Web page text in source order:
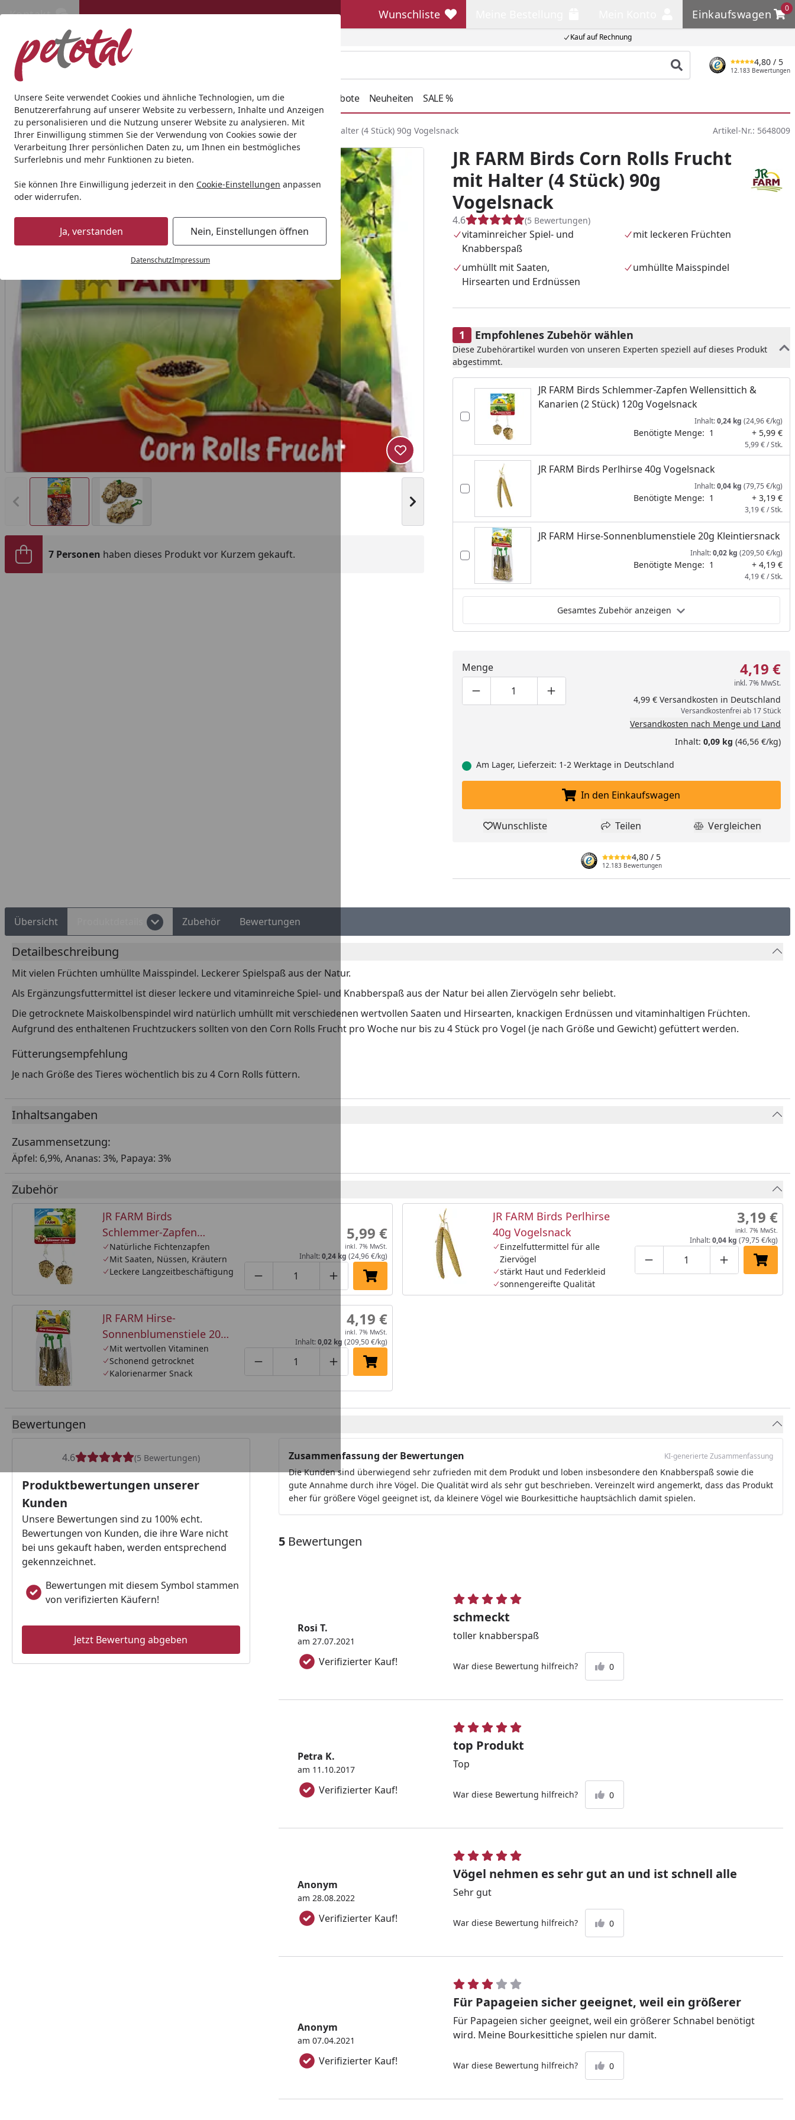
Unsere Seite verwendet Cookies und ähnliche Technologien, um die
Benutzererfahrung auf unserer Website zu verbessern, Inhalte und Anzeigen
zu personalisieren und die Nutzung unserer Website zu analysieren. Mit
Ihrer Einwilligung stimmen Sie der Verwendung von Cookies sowie der
Verarbeitung Ihrer persönlichen Daten zu, um Ihnen ein bestmögliches
Surferlebnis und mehr Funktionen zu bieten.
Sie können Ihre Einwilligung jederzeit in den Cookie-Einstellungen anpassen
oder widerrufen.
Ja, verstanden Nein, Einstellungen öffnen
DatenschutzImpressum
Kauf auf Rechnung
Kontakt Wunschliste
Wunschliste Einkaufswagen
0
Einkaufswagen
Produkt suchen
4,80 / 5
12.183 Bewertungen
Hund Katze Aquaristik Teich Andere Tierarten Geschenkideen Angebote Neuheiten SALE %
Startseite
Andere Tierarten Vogel Vogelfutter JR FARM Birds Corn Rolls Frucht mit Halter (4 Stück) 90g Vogelsnack Artikel-Nr.: 5648009
Vorheriges Bild anzeigen Nächstes Bild anzeigen
Produkt zur Wunschliste hinzufügen
7 Personen haben dieses Produkt vor Kurzem gekauft.
JR FARM Birds Corn Rolls Frucht
mit Halter (4 Stück) 90g
Vogelsnack
4.6 (5 Bewertungen)
vitaminreicher Spiel- und
Knabberspaß
mit leckeren Früchten
umhüllt mit Saaten,
Hirsearten und Erdnüssen
umhüllte Maisspindel
Empfohlenes Zubehör wählen
Diese Zubehörartikel wurden von unseren Experten speziell auf dieses Produkt
abgestimmt.
JR FARM Birds Schlemmer-Zapfen Wellensittich &
Kanarien (2 Stück) 120g Vogelsnack
Inhalt:0,24 kg (24,96 €/kg)
Benötigte Menge: 1 + 5,99 €
5,99 € / Stk.
JR FARM Birds Perlhirse 40g Vogelsnack
Inhalt:0,04 kg (79,75 €/kg)
Benötigte Menge: 1 + 3,19 €
3,19 € / Stk.
JR FARM Hirse-Sonnenblumenstiele 20g Kleintiersnack
Inhalt:0,02 kg (209,50 €/kg)
Benötigte Menge: 1 + 4,19 €
4,19 € / Stk.
Gesamtes Zubehör anzeigen
Menge
Produktmenge um eins verringern
Produktmenge manuell eingeben
Produktmenge um eins erhöhen
4,19 €
inkl. 7% MwSt.
4,99 € Versandkosten in Deutschland
Versandkostenfrei ab 17 Stück
Versandkosten nach Menge und Land
Inhalt: 0,09 kg (46,56 €/kg)
Am Lager, Lieferzeit: 1-2 Werktage in Deutschland
In den Einkaufswagen legen
In den Einkaufswagen
Produkt zur Wunschliste hinzufügen
Wunschliste Teilen
Teilen Produkt
Vergleichen
4,80 / 5
12.183 Bewertungen
Übersicht Zubehör Bewertungen
Detailbeschreibung
Mit vielen Früchten umhüllte Maisspindel. Leckerer Spielspaß aus der Natur.
Als Ergänzungsfuttermittel ist dieser leckere und vitaminreiche Spiel- und Knabberspaß aus der Natur bei allen Ziervögeln sehr beliebt.
Die getrocknete Maiskolbenspindel wird natürlich umhüllt mit verschiedenen wertvollen Saaten und Hirsearten, knackigen Erdnüssen und vitaminhaltigen Früchten.
Aufgrund des enthaltenen Fruchtzuckers sollten von den Corn Rolls Frucht pro Woche nur bis zu 4 Stück pro Vogel (je nach Größe und Gewicht) gefüttert werden.
Fütterungsempfehlung
Je nach Größe des Tieres wöchentlich bis zu 4 Corn Rolls füttern.
Inhaltsangaben
Zusammensetzung:
Äpfel: 6,9%, Ananas: 3%, Papaya: 3%
Zubehör
JR FARM Birds
Schlemmer-Zapfen
Wellensittich & Kanarien
(2 Stück) 120g Vogelsnack
Natürliche Fichtenzapfen
Mit Saaten, Nüssen, Kräutern
Leckere Langzeitbeschäftigung
Produktmenge um eins verringern
Produktmenge manuell eingeben
Produktmenge um eins erhöhen
In den Einkaufswagen legen
5,99 €
inkl. 7% MwSt.
Inhalt:0,24 kg (24,96 €/kg)
JR FARM Birds Perlhirse
40g Vogelsnack
Einzelfuttermittel für alle
Ziervögel
stärkt Haut und Federkleid
sonnengereifte Qualität
Produktmenge um eins
Produktmenge manuell
Produktmenge
In den
3,19 €
inkl. 7% MwSt.
Inhalt:0,04 kg (79,75 €/kg)
JR FARM Hirse-
Sonnenblumenstiele 20g
Kleintiersnack
Mit wertvollen Vitaminen
Schonend getrocknet
Kalorienarmer Snack
Produktmenge um eins verringern
Produktmenge manuell eingeben
Produktmenge um eins erhöhen
In den Einkaufswagen legen
4,19 €
inkl. 7% MwSt.
Inhalt:0,02 kg (209,50 €/kg)
Bewertungen
4.6 (5 Bewertungen)
Produktbewertungen unserer
Kunden
Unsere Bewertungen sind zu 100% echt.
Bewertungen von Kunden, die ihre Ware nicht
bei uns gekauft haben, werden entsprechend
gekennzeichnet.
Bewertungen mit diesem Symbol stammen
von verifizierten Käufern!
Jetzt Bewertung abgeben
Zusammenfassung der Bewertungen KI-generierte Zusammenfassung
Die Kunden sind überwiegend sehr zufrieden mit dem Produkt und loben insbesondere den Knabberspaß sowie die
gute Annahme durch ihre Vögel. Die Qualität wird als sehr gut beschrieben. Vereinzelt wird angemerkt, dass das Produkt
eher für größere Vögel geeignet ist, da kleinere Vögel wie Bourkesittiche hauptsächlich damit spielen.
5Bewertungen
Verifizierter Kauf!
Rosi T.
am 27.07.2021
schmeckt
toller knabberspaß
War diese Bewertung hilfreich? 0
Verifizierter Kauf!
Petra K.
am 11.10.2017
top Produkt
Top
War diese Bewertung hilfreich? 0
Verifizierter Kauf!
Anonym
am 28.08.2022
Vögel nehmen es sehr gut an und ist schnell alle
Sehr gut
War diese Bewertung hilfreich? 0
Verifizierter Kauf!
Anonym
am 07.04.2021
Für Papageien sicher geeignet, weil ein größerer
Für Papageien sicher geeignet, weil ein größerer Schnabel benötigt
wird. Meine Bourkesittiche spielen nur damit.
War diese Bewertung hilfreich? 0